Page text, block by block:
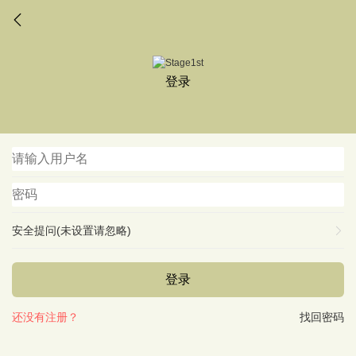
登录
安全提问(未设置请忽略)
登录
找回密码
还没有注册？